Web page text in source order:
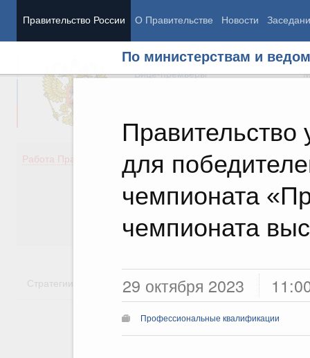
Правительство России О Правительстве Новости
По министерствам и
Правительство
для
чемпионата
чемпионата
29 октября 2023
Профессиональные квалификации
Председатель Правительства
Вице-премьеры
Работа Правительства
Демография
Здоровье
Культура
Государство
Стратегии Государственные программы